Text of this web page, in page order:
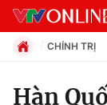
CHÍNH TRỊ
Hàn